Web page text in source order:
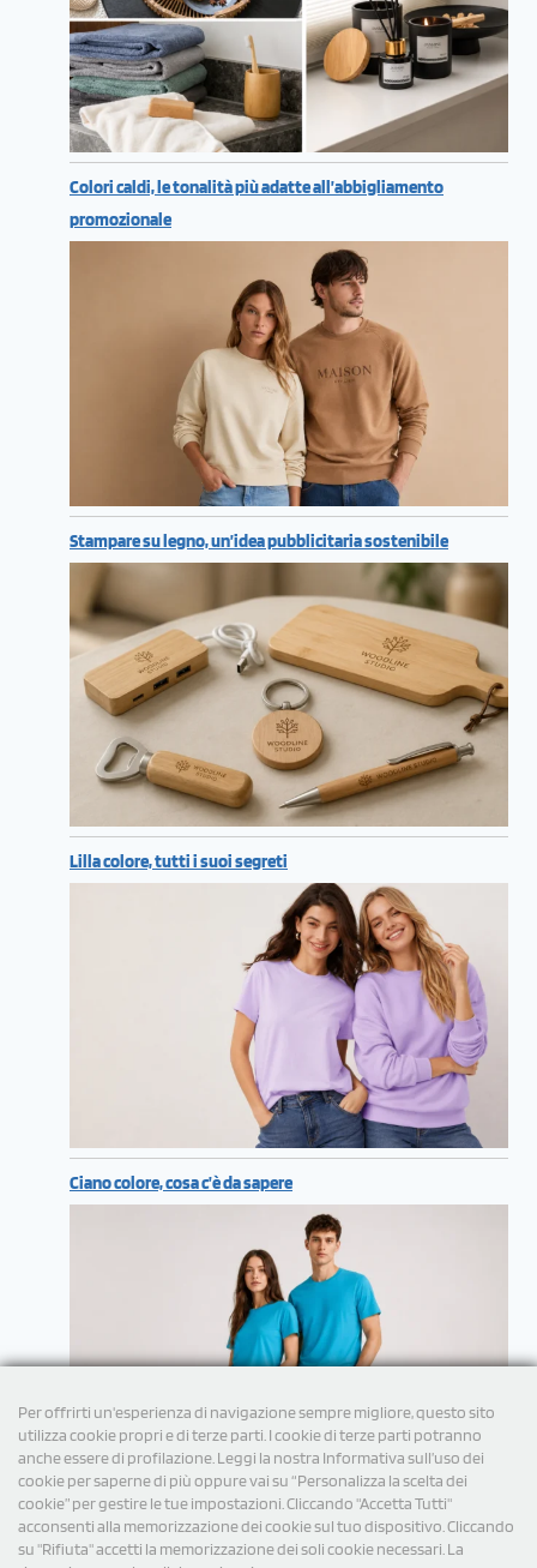
Per offrirti un'esperienza di navigazione sempre migliore, questo sito
utilizza cookie propri e di terze parti. I cookie di terze parti potranno
anche essere di profilazione. Leggi la nostra Informativa sull’uso dei
cookie per saperne di più oppure vai su “Personalizza la scelta dei
cookie” per gestire le tue impostazioni. Cliccando "Accetta Tutti"
acconsenti alla memorizzazione dei cookie sul tuo dispositivo. Cliccando
su "Rifiuta" accetti la memorizzazione dei soli cookie necessari. La
Colori caldi, le tonalità più adatte all’abbigliamento
promozionale
Stampare su legno, un’idea pubblicitaria sostenibile
Lilla colore, tutti i suoi segreti
Ciano colore, cosa c’è da sapere